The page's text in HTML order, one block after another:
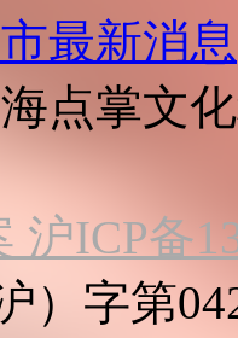
最新消息
海点掌文
沪ICP备
）字第